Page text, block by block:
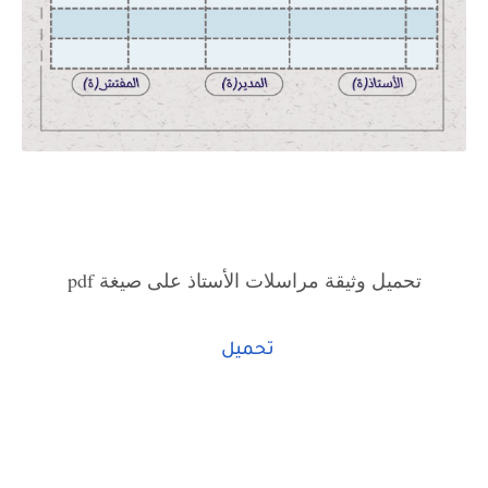
تحميل وثيقة مراسلات الأستاذ على صيغة pdf
تحميل